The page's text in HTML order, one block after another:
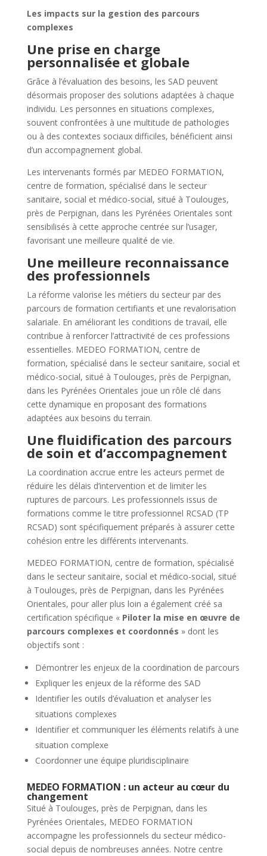
Les impacts sur la gestion des parcours
complexes
Une prise en charge
personnalisée et globale
Grâce à l’évaluation des besoins, les SAD peuvent
désormais proposer des solutions adaptées à chaque
individu. Les personnes en situations complexes,
souvent confrontées à une multitude de pathologies
ou à des contextes sociaux difficiles, bénéficient ainsi
d’un accompagnement global.
Les intervenants formés par MEDEO FORMATION,
centre de formation, spécialisé dans le secteur
sanitaire, social et médico-social, situé à Toulouges,
près de Perpignan, dans les Pyrénées Orientales sont
sensibilisés à cette approche centrée sur l’usager,
favorisant une meilleure qualité de vie.
Une meilleure reconnaissance
des professionnels
La réforme valorise les métiers du secteur par des
parcours de formation certifiants et une revalorisation
salariale. En améliorant les conditions de travail, elle
contribue à renforcer l’attractivité de ces professions
essentielles. MEDEO FORMATION, centre de
formation, spécialisé dans le secteur sanitaire, social et
médico-social, situé à Toulouges, près de Perpignan,
dans les Pyrénées Orientales joue un rôle clé dans
cette dynamique en proposant des formations
adaptées aux besoins du terrain.
Une fluidification des parcours
de soin et d’accompagnement
La coordination accrue entre les acteurs permet de
réduire les délais d’intervention et de limiter les
ruptures de parcours. Les professionnels issus de
formations comme le titre professionnel RCSAD (TP
RCSAD) sont spécifiquement préparés à assurer cette
cohésion entre les différents intervenants.
MEDEO FORMATION, centre de formation, spécialisé
dans le secteur sanitaire, social et médico-social, situé
à Toulouges, près de Perpignan, dans les Pyrénées
Orientales, pour aller plus loin a également créé sa
certification spécifique « Piloter la mise en œuvre de
parcours complexes et coordonnés » dont les
objectifs sont :
Démontrer les enjeux de la coordination de parcours
Expliquer les enjeux de la réforme des SAD
Identifier les outils d’évaluation et analyser les
situations complexes
Identifier et communiquer les éléments relatifs à une
situation complexe
Coordonner une équipe pluridisciplinaire
MEDEO FORMATION : un acteur au cœur du
changement
Situé à Toulouges, près de Perpignan, dans les
Pyrénées Orientales, MEDEO FORMATION
accompagne les professionnels du secteur médico-
social depuis de nombreuses années. Notre centre